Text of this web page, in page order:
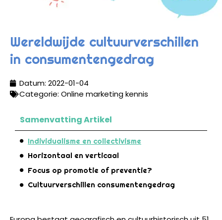
Wereldwijde cultuurverschillen
in consumentengedrag
Datum: 2022-01-04
Categorie: Online marketing kennis
Samenvatting Artikel
Individualisme en collectivisme
Horizontaal en verticaal
Focus op promotie of preventie?
Cultuurverschillen consumentengedrag